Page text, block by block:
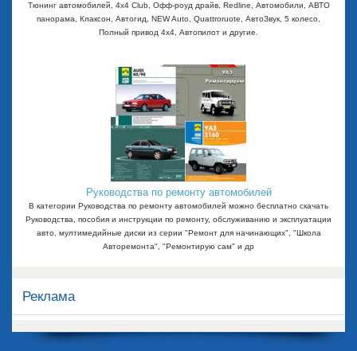
Тюнинг автомобилей, 4x4 Club, Офф-роуд драйв, Redline, Автомобили, АВТО
панорама, Клаксон, Автогид, NEW Auto, Quattroruote, АвтоЗвук, 5 колесо,
Полный привод 4х4, Автопилот и другие.
Руководства по ремонту автомобилей
В категории Руководства по ремонту автомобилей можно бесплатно скачать
Руководства, пособия и инструкции по ремонту, обслуживанию и эксплуатации
авто, мултимедийные диски из серии "Ремонт для начинающих", "Школа
Авторемонта", "Ремонтирую сам" и др
Реклама